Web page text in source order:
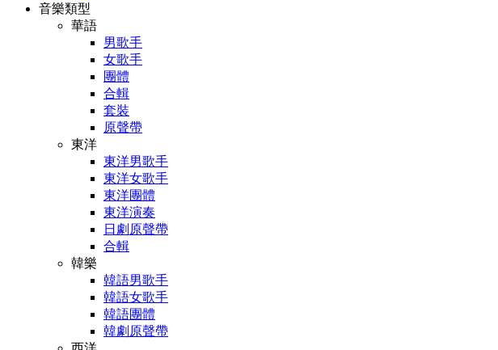
音樂類型
華語
男歌手
女歌手
團體
合輯
套裝
原聲帶
東洋
東洋男歌手
東洋女歌手
東洋團體
東洋演奏
日劇原聲帶
合輯
韓樂
韓語男歌手
韓語女歌手
韓語團體
韓劇原聲帶